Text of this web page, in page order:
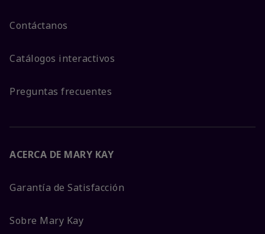
Contáctanos
Catálogos interactivos
Preguntas frecuentes
ACERCA DE MARY KAY
Garantía de Satisfacción
Sobre Mary Kay